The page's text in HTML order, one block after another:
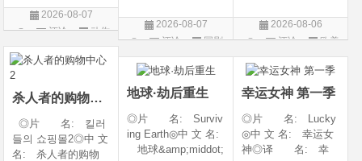
剧情 / 动作 / 战争◎
上映日期 2026-08-
链接 https://movie.
douban.com/s
2026-08-07
评论
动作
片
年 代: 2026◎
产 地: 中国大
情 / 爱情◎语 言:
汉语普通话◎上映
2026-08-07
评论
国剧
ears of Solitude/One
Hundred Years of So
寂/百年孤寂：第一
部(台)/百年孤
2026-08-06
评论
欧美
剧
杀人者的购物中心2
◎片 名: 킬러
들의 쇼핑몰2◎中 文
名: 杀人者的购物
地球·劫后重生
◎片 名: Surviv
ing Earth◎中 文 名:
地球&amp;middot;
幸运女神 第一季
◎片 名: Lucky
◎中 文 名: 幸运女
神◎译 名: 幸